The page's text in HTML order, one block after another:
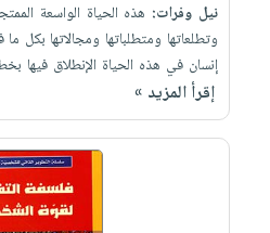
نيل وفرات: هذه الحياة الواسعة
وتطلعاتها ومتطلباتها ومجالاتها
إنسان في هذه الحياة الإنطلاق فيها
إقرأ المزيد »